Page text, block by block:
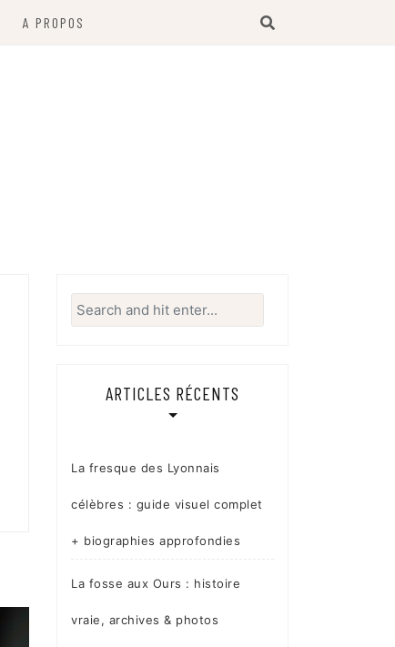
A PROPOS
Search
for:
ARTICLES RÉCENTS
La fresque des Lyonnais
célèbres : guide visuel complet
+ biographies approfondies
La fosse aux Ours : histoire
vraie, archives & photos